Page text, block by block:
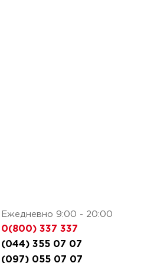
Ежедневно 9:00 - 20:00
0(800) 337 337
(044) 355 07 07
(097) 055 07 07